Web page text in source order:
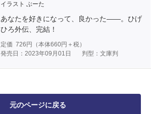
イラスト ぶーた
あなたを好きになって、良かった――。ひげ
ひろ外伝、完結！
定価 726 円（本体660円＋税）
発売日：2023年09月01日
判型：文庫判
元のページに戻る